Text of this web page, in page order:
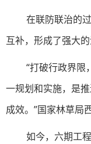
在联防联治的
互补，形成了强大的
“打破行政界限
一规划和实施，是
成效。”国家林草局
如今，六期工